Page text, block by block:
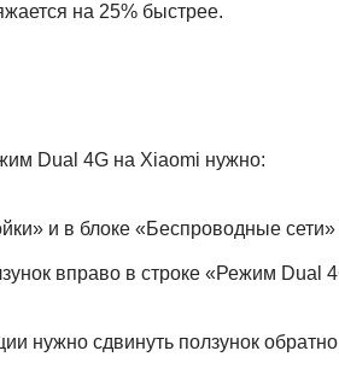
на 25% быстрее.
Dual 4G на Xiaomi нужно:
и в блоке «Беспроводные
вправо в строке «Режим Dual
нужно сдвинуть ползунок